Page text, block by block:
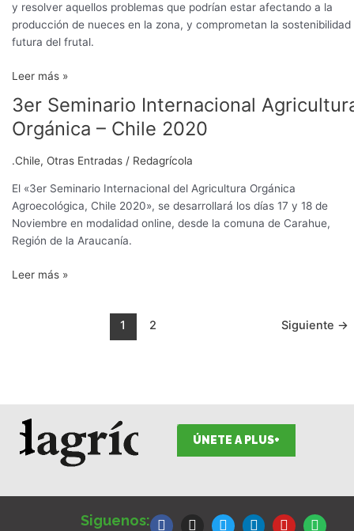
y resolver aquellos problemas que podrían estar afectando a la
producción de nueces en la zona, y comprometan la sostenibilidad
futura del frutal.
Leer más »
3er Seminario Internacional
Orgánica – Chile 2020
.Chile, Otras Entradas / Redagrícola
El «3er Seminario Internacional del Agricultura Orgánica
Agroecológica, Chile 2020», se desarrollará los días 17 y 18 de
Noviembre en modalidad online, desde la comuna de Carahue,
Región de la Araucanía.
3er
Seminario
Internacional
Agricultura
Orgánica
–
Chile
2020
Leer más »
1 2 Siguiente →
ÚNETE A PLUS+
Siguenos:
a
n
w
i
o
p